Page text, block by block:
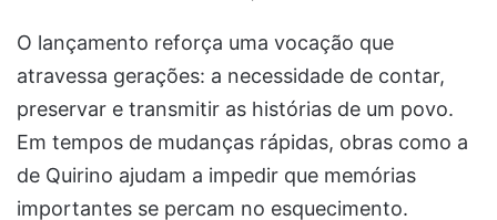
O lançamento reforça uma vocação que
atravessa gerações: a necessidade de contar,
preservar e transmitir as histórias de um povo.
Em tempos de mudanças rápidas, obras como a
de Quirino ajudam a impedir que memórias
importantes se percam no esquecimento.